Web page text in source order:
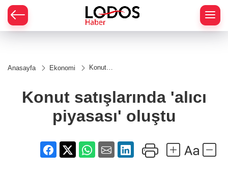
Anasayfa Ekonomi
Konut
piyasası'
oluştu
Konut satışlarında 'alıcı
piyasası' oluştu